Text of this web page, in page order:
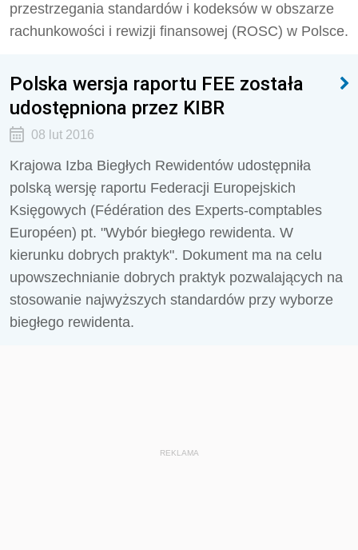
przestrzegania standardów i kodeksów w obszarze
rachunkowości i rewizji finansowej (ROSC) w Polsce.
Polska wersja raportu FEE została
udostępniona przez KIBR
08 lut 2016
Krajowa Izba Biegłych Rewidentów udostępniła
polską wersję raportu Federacji Europejskich
Księgowych (Fédération des Experts-comptables
Européen) pt. "Wybór biegłego rewidenta. W
kierunku dobrych praktyk". Dokument ma na celu
upowszechnianie dobrych praktyk pozwalających na
stosowanie najwyższych standardów przy wyborze
biegłego rewidenta.
REKLAMA